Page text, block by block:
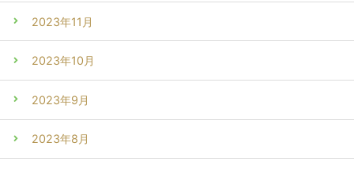
2023年11月
2023年10月
2023年9月
2023年8月